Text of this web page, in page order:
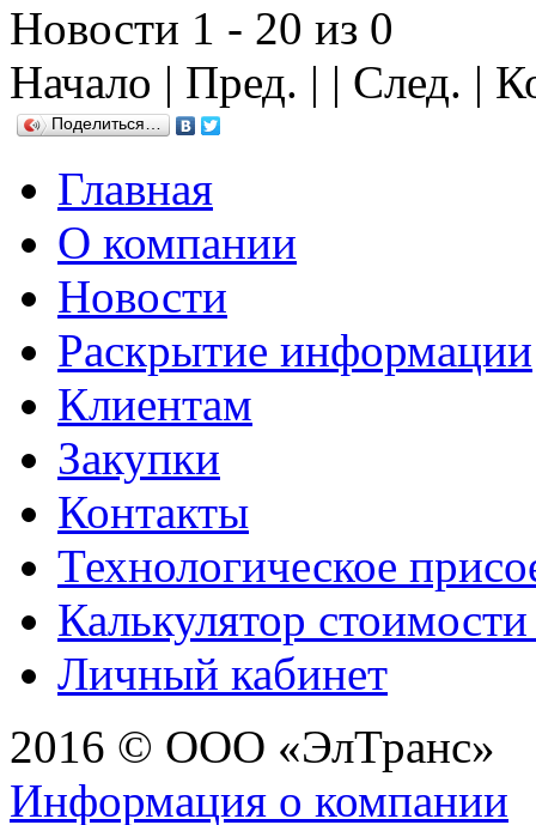
Новости 1 - 20 из 0
Начало | Пред. | | След. |
Поделиться…
Главная
О компании
Новости
Раскрытие информации
Клиентам
Закупки
Контакты
Технологическое
Калькулятор
Личный кабинет
2016 © ООО «ЭлТранс»
Информация о компании